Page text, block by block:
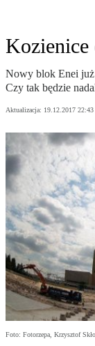
Kozienice
Nowy blok Enei już
Czy tak będzie
Aktualizacja: 19.12.2017 22:43
Foto: Fotorzepa, Krzysztof